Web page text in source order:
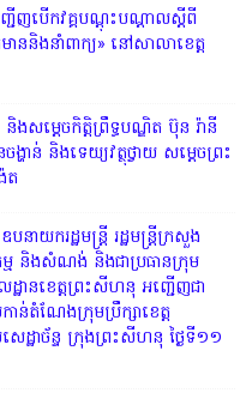
ញបើកវគ្គបណ្តុះបណ្តាលស្តីពី
មាននិងនាំពាក្យ» នៅសាលាខេត្ត
សម្ដេចកិត្តិព្រឹទ្ធបណ្ឌិត ប៊ុន រ៉ានី
ាន់ និងទេយ្យវត្ថុថ្វាយ សម្តេចព្រះ
ត
យករដ្ឋមន្ត្រី រដ្ឋមន្ត្រីក្រសួង
ម និងសំណង់ និងជាប្រធានក្រុម
លដ្ឋានខេត្តព្រះសីហនុ អញ្ជើញជា
ន់តំណែងក្រុមប្រឹក្សាខេត្ត
ឋាច័ន្ទ ក្រុងព្រះសីហនុ ថ្ងៃទី១១